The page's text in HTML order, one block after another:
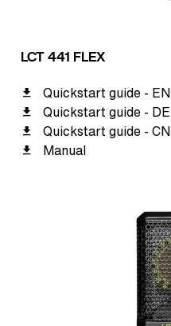
LCT 441 FLEX
Quickstart guide - EN
Quickstart guide - DE
Quickstart guide - CN
Manual